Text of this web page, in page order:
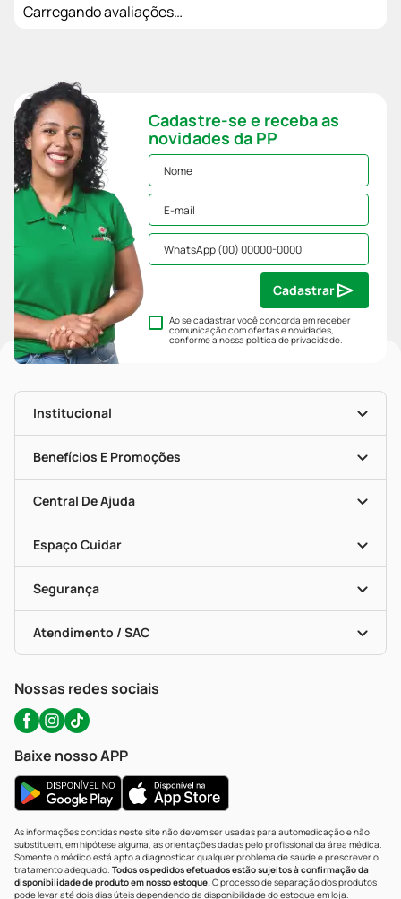
Carregando avaliações…
Cadastre-se e receba as
novidades da PP
Ao se cadastrar você concorda em receber
comunicação com ofertas e novidades,
conforme a nossapolítica de privacidade.
Cadastrar
Institucional
História
Nossas Lojas
Mapa De Categorias
Blog Da PP
Seja Uma Loja Parceira
Benefícios E Promoções
Clube PP
Convênios
Programa Popular Do Brasil
Encarte De Ofertas
Dermaclub
Descontos De Laboratório (PBM)
Cupons E Ofertas
Central De Ajuda
Entrega
Recompra Programada
Compras Com Receita
Alomed (tele-Entrega)
Formas De Pagamento
Troca E Devolução
Bulas De A A Z
Políticas De Marketplace
Espaço Cuidar
Vacinas
Serviços Farmacêuticos
Testes Rápidos
Autoteste Covid-19
Segurança
Certificado De Segurança
Portal Da Privacidade
Atendimento / SAC
WhatsApp (47) 9202-1687
Nossas redes sociais
Baixe nosso APP
As informações contidas neste site não devem ser usadas para automedicação e não
substituem, em hipótese alguma, as orientações dadas pelo profissional da área médica.
Somente o médico está apto a diagnosticar qualquer problema de saúde e prescrever o
tratamento adequado. Todos os pedidos efetuados estão sujeitos à confirmação da
disponibilidade de produto em nosso estoque.O processo de separação dos produtos
pode levar até dois dias úteis dependendo da disponibilidade do estoque em loja.